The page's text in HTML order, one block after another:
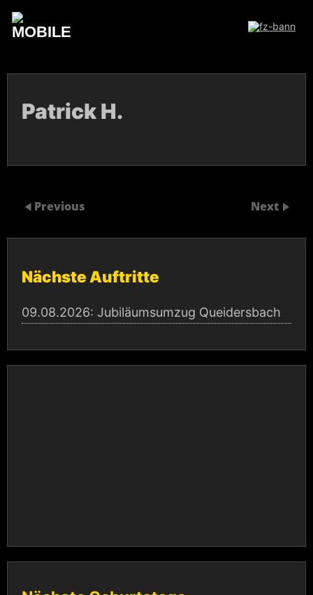
content
Patrick H.
Previous Next
Nächste Auftritte
09.08.2026: Jubiläumsumzug Queidersbach